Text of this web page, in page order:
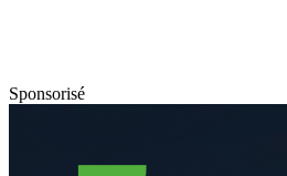
Sponsorisé